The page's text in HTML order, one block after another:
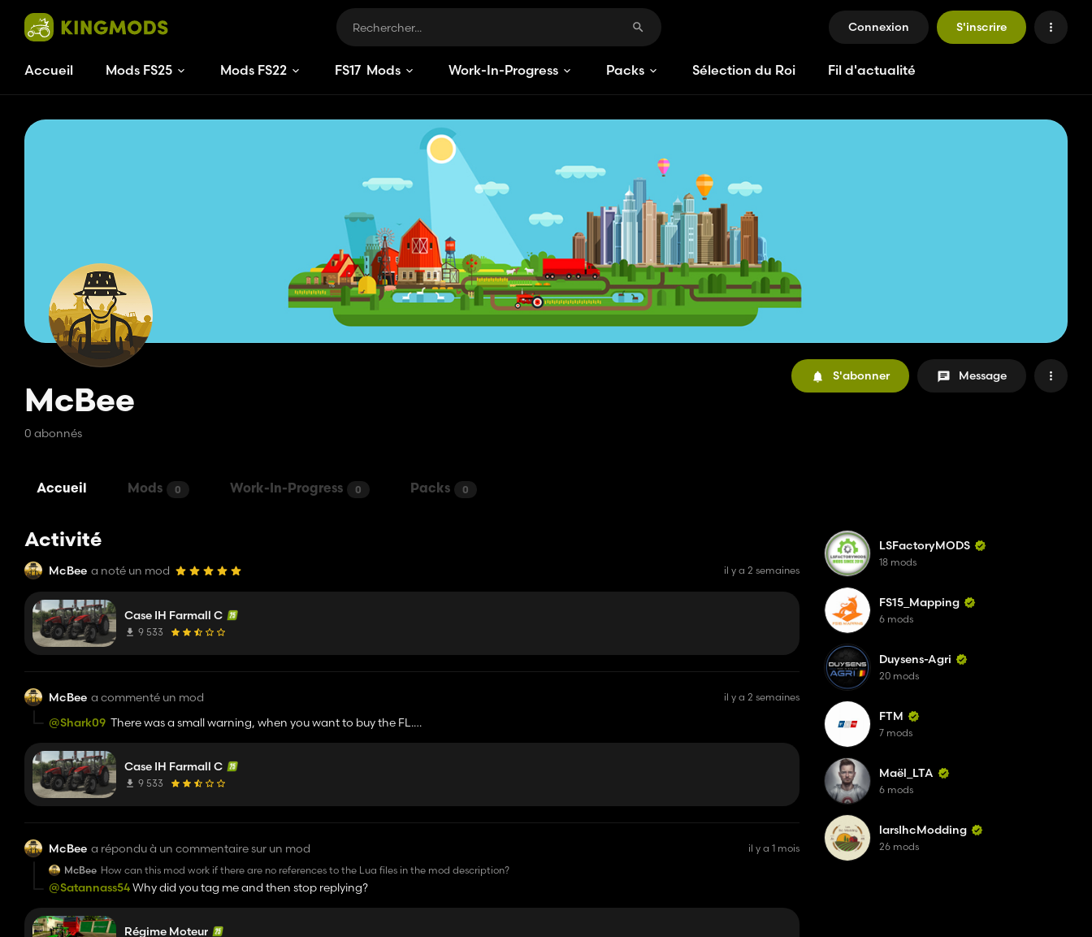
Connexion S'inscrire
Accueil Mods FS25 Mods FS22 FS17 Mods Work-In-Progress Packs Sélection du Roi Fil d'actualité
McBee
0 abonnés
S'abonner Message
Accueil Mods 0 Work-In-Progress 0 Packs 0
Activité
McBee a noté un mod il y a 2 semaines
Case IH Farmall C
9 533
McBee a commenté un mod il y a 2 semaines
@Shark09 There was a small warning, when you want to buy the FL.
'../farmall120C.xml'
It´s easy to fix
I love this Tractor, good job
Case IH Farmall C
9 533
McBee a répondu à un commentaire sur un mod
il y a 1 mois
McBee How can this mod work if there are no references to the Lua files in the mod description?
@Satannass54Why did you tag me and then stop replying?
Régime Moteur
LSFactoryMODS
18 mods
FS15_Mapping
6 mods
Duysens-Agri
20 mods
FTM
7 mods
Maël_LTA
6 mods
larsIhcModding
26 mods